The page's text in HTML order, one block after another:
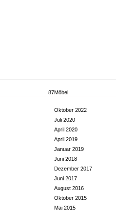
87Möbel
Oktober 2022
Juli 2020
April 2020
April 2019
Januar 2019
Juni 2018
Dezember 2017
Juni 2017
August 2016
Oktober 2015
Mai 2015